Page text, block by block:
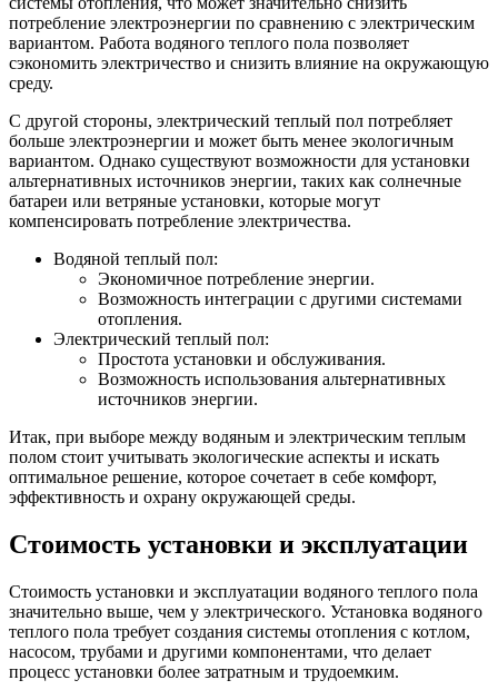
потребление электроэнергии по сравнению с электрическим
вариантом. Работа водяного теплого пола позволяет
сэкономить электричество и снизить влияние на окружающую
среду.
С другой стороны, электрический теплый пол потребляет
больше электроэнергии и может быть менее экологичным
вариантом. Однако существуют возможности для установки
альтернативных источников энергии, таких как солнечные
батареи или ветряные установки, которые могут
компенсировать потребление электричества.
Водяной теплый пол:
Экономичное потребление энергии.
Возможность интеграции с другими системами
отопления.
Электрический теплый пол:
Простота установки и обслуживания.
Возможность использования альтернативных
источников энергии.
Итак, при выборе между водяным и электрическим теплым
полом стоит учитывать экологические аспекты и искать
оптимальное решение, которое сочетает в себе комфорт,
эффективность и охрану окружающей среды.
Стоимость установки и эксплуатации
Стоимость установки и эксплуатации водяного теплого пола
значительно выше, чем у электрического. Установка водяного
теплого пола требует создания системы отопления с котлом,
насосом, трубами и другими компонентами, что делает
процесс установки более затратным и трудоемким.